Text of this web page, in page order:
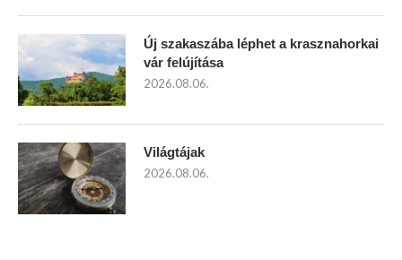
Új szakaszába léphet a krasznahorkai
vár felújítása
2026.08.06.
Világtájak
2026.08.06.